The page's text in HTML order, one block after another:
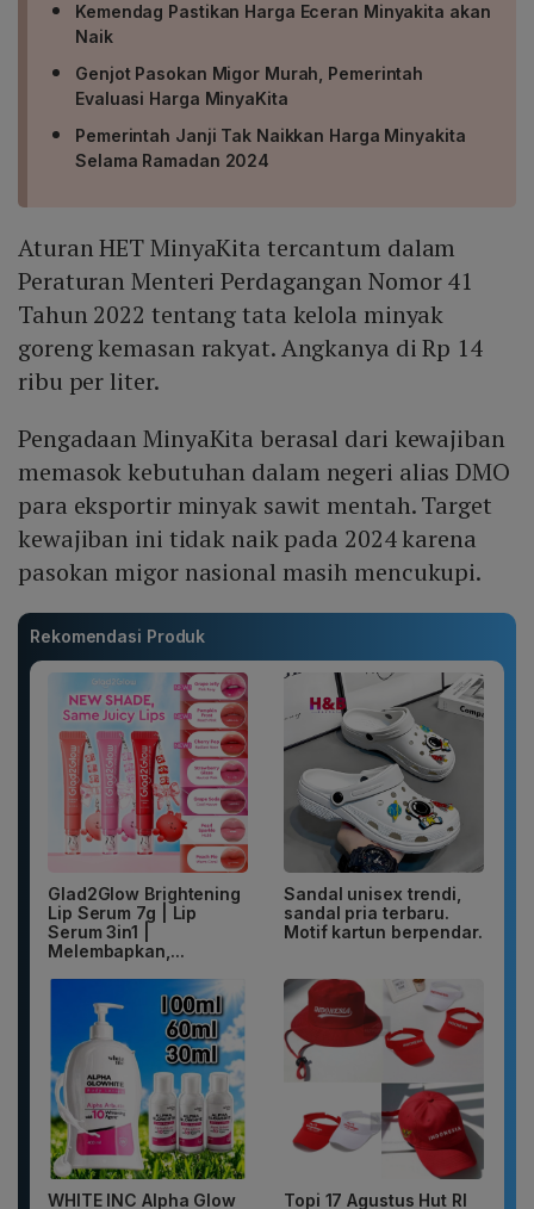
Kemendag Pastikan Harga Eceran Minyakita akan
Naik
Genjot Pasokan Migor Murah, Pemerintah
Evaluasi Harga MinyaKita
Pemerintah Janji Tak Naikkan Harga Minyakita
Selama Ramadan 2024
Aturan HET MinyaKita tercantum dalam
Peraturan Menteri Perdagangan Nomor 41
Tahun 2022 tentang tata kelola minyak
goreng kemasan rakyat. Angkanya di Rp 14
ribu per liter.
Pengadaan MinyaKita berasal dari kewajiban
memasok kebutuhan dalam negeri alias DMO
para eksportir minyak sawit mentah. Target
kewajiban ini tidak naik pada 2024 karena
pasokan migor nasional masih mencukupi.
Rekomendasi Produk
Glad2Glow Brightening
Lip Serum 7g | Lip
Serum 3in1 |
Melembapkan,...
Sandal unisex trendi,
sandal pria terbaru.
Motif kartun berpendar.
WHITE INC Alpha Glow Topi 17 Agustus Hut RI